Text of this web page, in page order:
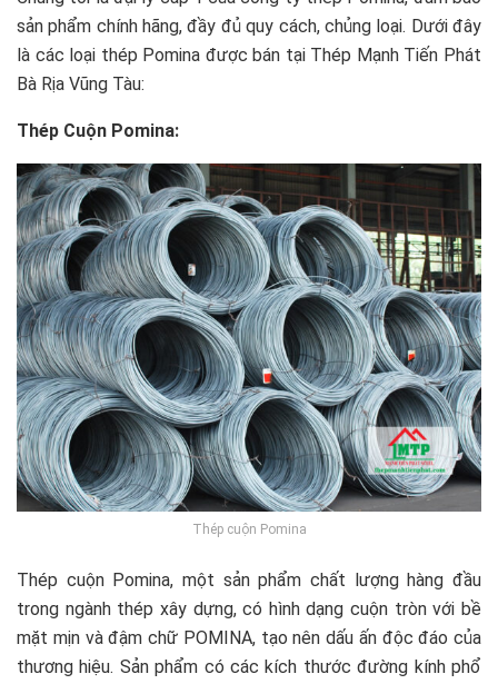
sản phẩm chính hãng, đầy đủ quy cách, chủng loại. Dưới đây
là các loại thép Pomina được bán tại Thép Mạnh Tiến Phát
Bà Rịa Vũng Tàu:
Thép Cuộn Pomina:
Thép cuộn Pomina
Thép cuộn Pomina, một sản phẩm chất lượng hàng đầu
trong ngành thép xây dựng, có hình dạng cuộn tròn với bề
mặt mịn và đậm chữ POMINA, tạo nên dấu ấn độc đáo của
thương hiệu. Sản phẩm có các kích thước đường kính phổ